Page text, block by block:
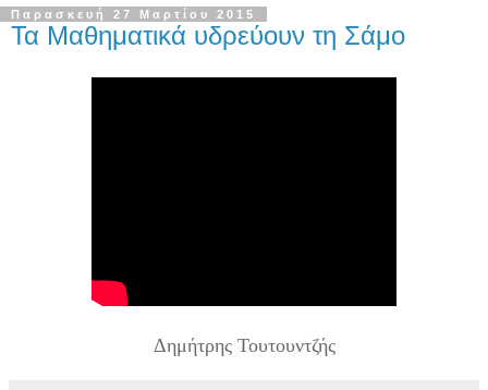
Παρασκευή 27 Μαρτίου 2015
Τα Μαθηματικά υδρεύουν τη Σάμο
Δημήτρης Τουτουντζής